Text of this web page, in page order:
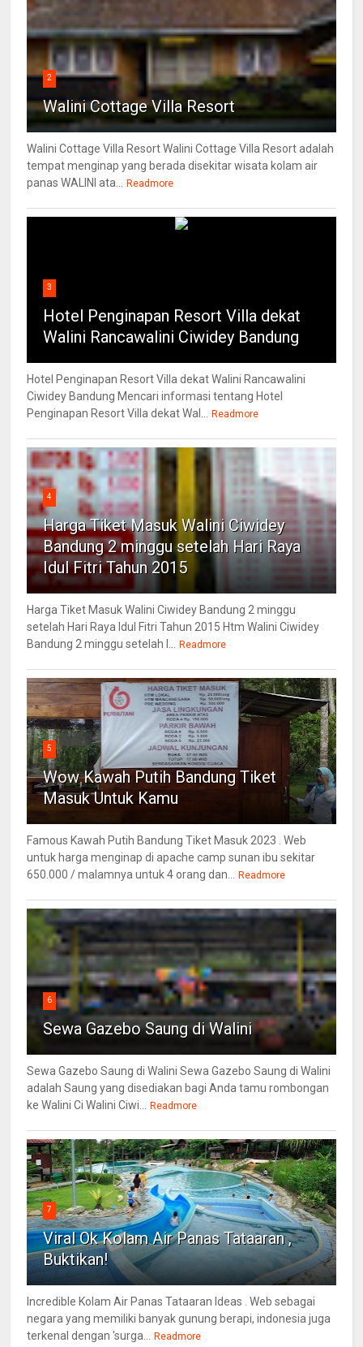
2
Walini Cottage Villa Resort
Walini Cottage Villa Resort Walini Cottage Villa Resort adalah
tempat menginap yang berada disekitar wisata kolam air
panas WALINI ata...
Readmore
3
Hotel Penginapan Resort Villa dekat
Walini Rancawalini Ciwidey Bandung
Hotel Penginapan Resort Villa dekat Walini Rancawalini
Ciwidey Bandung Mencari informasi tentang Hotel
Penginapan Resort Villa dekat Wal...
Readmore
4
Harga Tiket Masuk Walini Ciwidey
Bandung 2 minggu setelah Hari Raya
Idul Fitri Tahun 2015
Harga Tiket Masuk Walini Ciwidey Bandung 2 minggu
setelah Hari Raya Idul Fitri Tahun 2015 Htm Walini Ciwidey
Bandung 2 minggu setelah l...
Readmore
5
Wow Kawah Putih Bandung Tiket
Masuk Untuk Kamu
Famous Kawah Putih Bandung Tiket Masuk 2023 . Web
untuk harga menginap di apache camp sunan ibu sekitar
650.000 / malamnya untuk 4 orang dan...
Readmore
6
Sewa Gazebo Saung di Walini
Sewa Gazebo Saung di Walini Sewa Gazebo Saung di Walini
adalah Saung yang disediakan bagi Anda tamu rombongan
ke Walini Ci Walini Ciwi...
Readmore
7
Viral Ok Kolam Air Panas Tataaran ,
Buktikan!
Incredible Kolam Air Panas Tataaran Ideas . Web sebagai
negara yang memiliki banyak gunung berapi, indonesia juga
terkenal dengan 'surga...
Readmore